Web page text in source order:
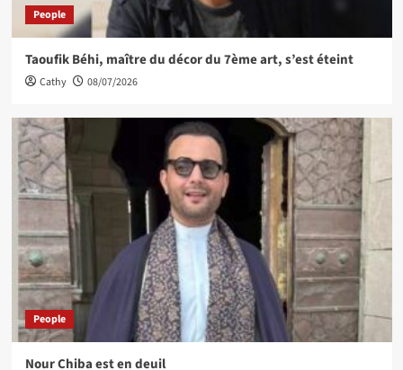
People
Taoufik Béhi, maître du décor du 7ème art, s’est éteint
Cathy 08/07/2026
People
Nour Chiba est en deuil